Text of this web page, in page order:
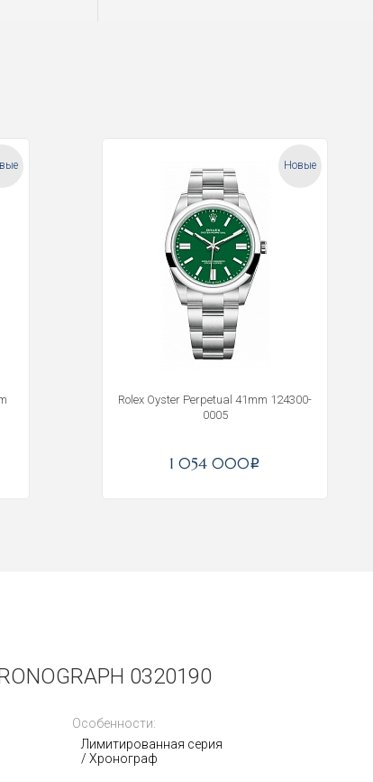
Новые
Rolex Oyster Perpetual 41mm 124300-
0005
1 054 000i
0320190
Особенности:
Лимитированная серия
/ Хронограф